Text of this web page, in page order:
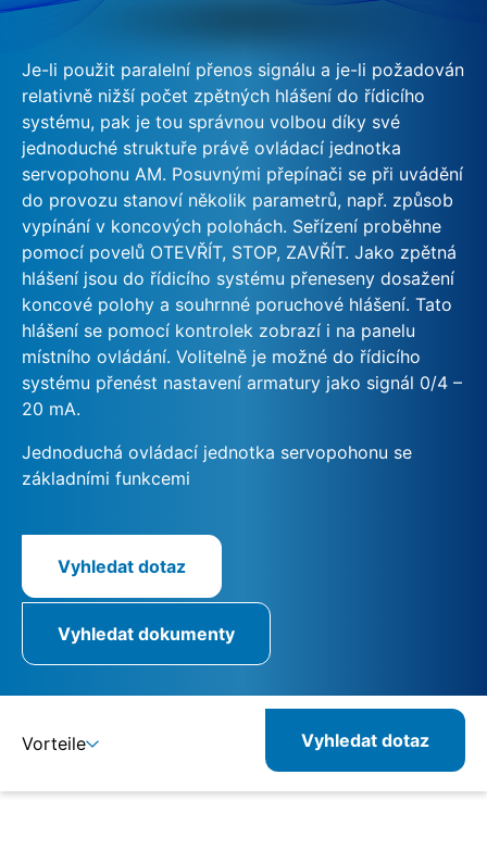
Je-li použit paralelní přenos signálu a je-li požadován
relativně nižší počet zpětných hlášení do řídicího
systému, pak je tou správnou volbou díky své
jednoduché struktuře právě ovládací jednotka
servopohonu AM. Posuvnými přepínači se při uvádění
do provozu stanoví několik parametrů, např. způsob
vypínání v koncových polohách. Seřízení proběhne
pomocí povelů OTEVŘÍT, STOP, ZAVŘÍT. Jako zpětná
hlášení jsou do řídicího systému přeneseny dosažení
koncové polohy a souhrnné poruchové hlášení. Tato
hlášení se pomocí kontrolek zobrazí i na panelu
místního ovládání. Volitelně je možné do řídicího
systému přenést nastavení armatury jako signál 0/4 –
20 mA.
Jednoduchá ovládací jednotka servopohonu se
základními funkcemi
Vyhledat dotaz
Vyhledat dokumenty
Vorteile Vyhledat dotaz